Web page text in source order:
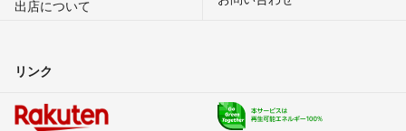
出店について
リンク